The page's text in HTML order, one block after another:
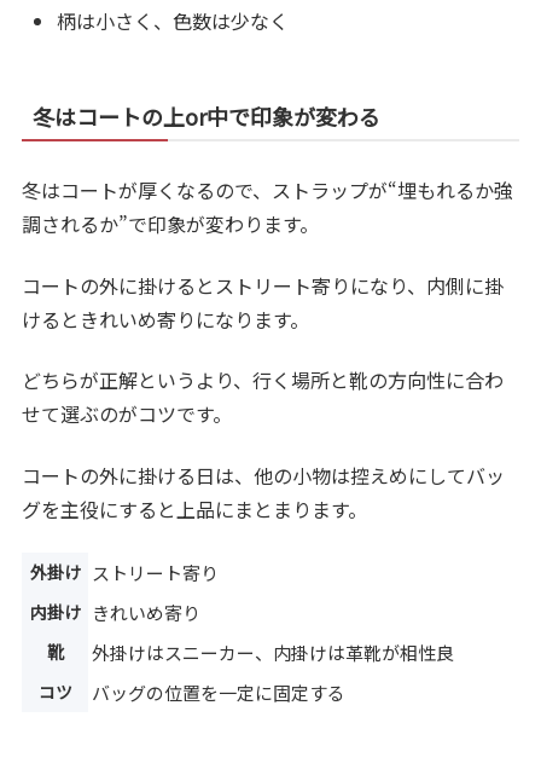
柄は小さく、色数は少なく
冬はコートの上or中で印象が変わる
冬はコートが厚くなるので、ストラップが“埋もれるか強
調されるか”で印象が変わります。
コートの外に掛けるとストリート寄りになり、内側に掛
けるときれいめ寄りになります。
どちらが正解というより、行く場所と靴の方向性に合わ
せて選ぶのがコツです。
コートの外に掛ける日は、他の小物は控えめにしてバッ
グを主役にすると上品にまとまります。
外掛け ストリート寄り
内掛け きれいめ寄り
靴 外掛けはスニーカー、内掛けは革靴が相性良
コツ バッグの位置を一定に固定する